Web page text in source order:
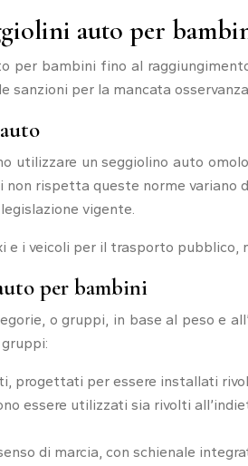
auto per
per bambini fino al
sanzioni per la mancata
utilizzare un seggiolino auto
non rispetta queste norme
vigente.
i veicoli per il trasporto pubblico,
per bambini
o gruppi, in base al peso e
progettati per essere installati
essere utilizzati sia rivolti
di marcia, con schienale